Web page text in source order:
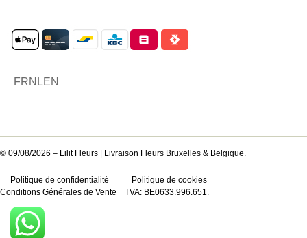
FRNLEN
© 09/08/2026 – Lilit Fleurs | Livraison Fleurs Bruxelles & Belgique.
Politique de confidentialité
Politique de cookies
Conditions Générales de Vente TVA: BE0633.996.651.